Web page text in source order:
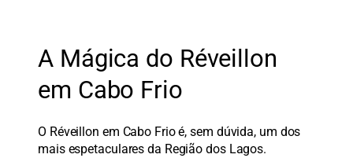
A Mágica do Réveillon
em Cabo Frio
O Réveillon em Cabo Frio é, sem dúvida, um dos
mais espetaculares da Região dos Lagos.